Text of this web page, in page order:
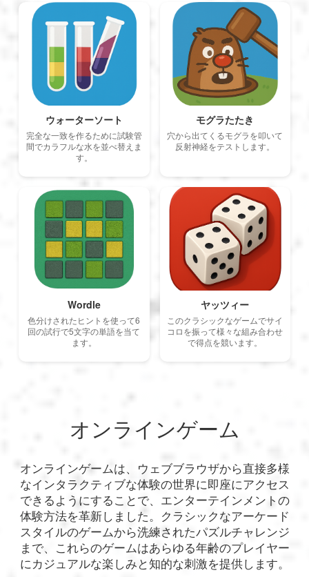
ウォーターソート
完全な一致を作るために試験管
間でカラフルな水を並べ替えま
す。
モグラたたき
穴から出てくるモグラを叩いて
反射神経をテストします。
Wordle
色分けされたヒントを使って6
回の試行で5文字の単語を当て
ます。
ヤッツィー
このクラシックなゲームでサイ
コロを振って様々な組み合わせ
で得点を競います。
オンラインゲーム
オンラインゲームは、ウェブブラウザから直接多様
なインタラクティブな体験の世界に即座にアクセス
できるようにすることで、エンターテインメントの
体験方法を革新しました。クラシックなアーケード
スタイルのゲームから洗練されたパズルチャレンジ
まで、これらのゲームはあらゆる年齢のプレイヤー
にカジュアルな楽しみと知的な刺激を提供します。